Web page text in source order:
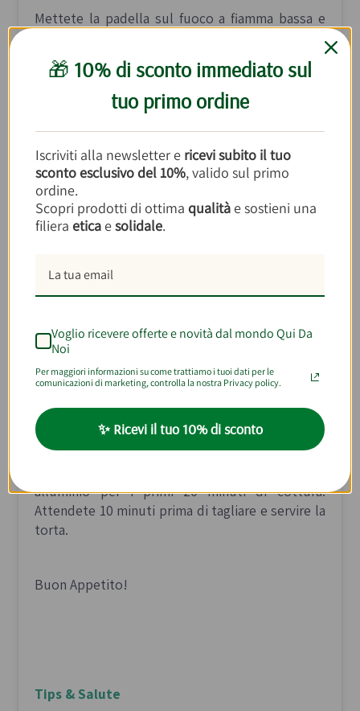
Mettete la padella sul fuoco a fiamma bassa e
fate cuocere per 10 minuti, mescolando di tanto
in tanto.
Nel frattempo, in una ciotola, sbattete le
uova, incorporate la ricotta e il formaggio
grattugiato, e aggiustate di sale. Quando i porri
saranno cotti, lasciateli raffreddare e poi uniteli
al composto di uova e formaggio, amalgamando
bene.
stendete un foglio di pasta fillo e spennellatelo
con olio. Sovrapponete un secondo foglio,
composto, livellatelo e copritelo con altri due
fogli di pasta fillo, spennellando ciascuno con
olio. Ripiegate i bordi eccedenti verso l'interno
5.Cuocete in forno preriscaldato a 180°C per 35-
alluminio per i primi 20 minuti di cottura.
Attendete 10 minuti prima di tagliare e servire la
torta.
Buon Appetito!
Tips & Salute
🎁 10% di sconto immediato sul
tuo primo ordine
Iscriviti alla newsletter e ricevi subito il tuo
sconto esclusivo del 10%, valido sul primo
ordine.
Scopri prodotti di ottima qualità e sostieni una
filiera etica esolidale.
Voglio ricevere offerte e novità dal mondo Qui Da
Noi
Per maggiori informazioni su come trattiamo i tuoi dati per le
comunicazioni di marketing, controlla la nostra Privacy policy.
✨ Ricevi il tuo 10% di sconto